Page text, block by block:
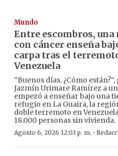
Mundo
Entre escombros, una
con cáncer enseña
carpa tras el
Venezuela
“Buenos días. ¿Cómo
Jazmín Urimare Ramírez a
empezó a enseñar bajo una
refugio en La Guaira, la
doble terremoto en
18.000 personas sin vivienda.
Agosto 6, 2026 12:03 p. m. ·